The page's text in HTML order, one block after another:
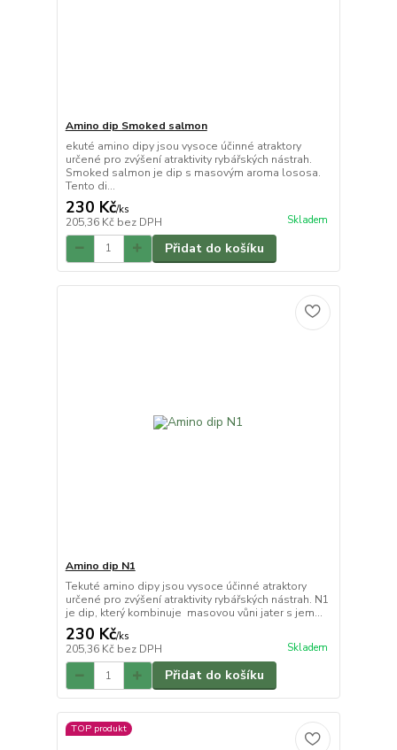
Amino dip Smoked salmon
ekuté amino dipy jsou vysoce účinné atraktory
určené pro zvýšení atraktivity rybářských nástrah.
Smoked salmon je dip s masovým aroma lososa.
Tento di...
230 Kč/ks
205,36 Kč bez DPH Skladem
Přidat do košíku
Amino dip N1
Tekuté amino dipy jsou vysoce účinné atraktory
určené pro zvýšení atraktivity rybářských nástrah. N1
je dip, který kombinuje masovou vůni jater s jem...
230 Kč/ks
205,36 Kč bez DPH Skladem
Přidat do košíku
TOP produkt